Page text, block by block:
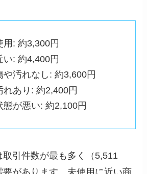
用: 約3,300円
い: 約4,400円
や汚れなし: 約3,600円
れあり: 約2,400円
態が悪い: 約2,100円
引件数が最も多く（5,511
があります。未使用に近い商